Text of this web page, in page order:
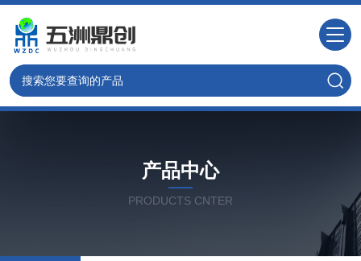
产品中心
PRODUCTS CNTER